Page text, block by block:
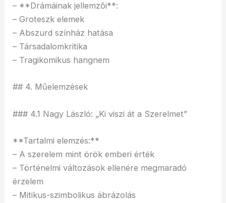
– **Drámáinak jellemzői**:
– Groteszk elemek
– Abszurd színház hatása
– Társadalomkritika
– Tragikomikus hangnem
## 4. Műelemzések
### 4.1 Nagy László: „Ki viszi át a Szerelmet”
**Tartalmi elemzés:**
– A szerelem mint örök emberi érték
– Történelmi változások ellenére megmaradó
érzelem
– Mitikus-szimbolikus ábrázolás